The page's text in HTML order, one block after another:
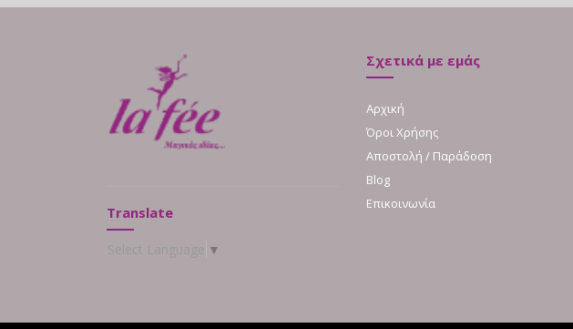
Translate
▼
Σχετικά με εμάς
Αρχική
Όροι Χρήσης
Αποστολή / Παράδοση
Blog
Επικοινωνία